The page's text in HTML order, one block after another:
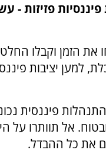
פיננסיות פזיזות -
הזמן וקבלו
למען יציבות
פיננסית
אל תוותרו על
את כל ההבדל.